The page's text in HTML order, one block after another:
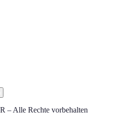
– Alle Rechte vorbehalten